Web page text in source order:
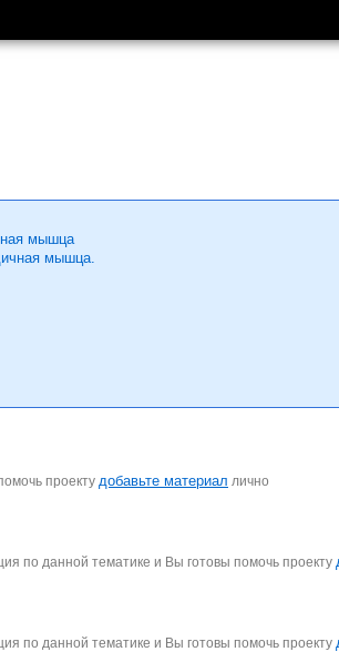
мышца
мышца.
проекту добавьте материал лично
по данной тематике и Вы готовы помочь проекту
по данной тематике и Вы готовы помочь проекту